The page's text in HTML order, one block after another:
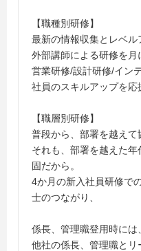
【職種別研修】
最新の情報収集とレベル
外部講師による研修を月
営業研修/設計研修/イン
社員のスキルアップを応
【職層別研修】
普段から、部署を越えて
それも、部署を越えた
固だから。
4か月の新入社員研修で
士のつながり、
係長、管理職登用時には
他社の係長、管理職と